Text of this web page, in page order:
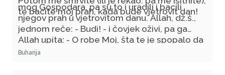
te bacite moj prah, kada bude vjetrovit dan!
mog Gospodara, pa su to i uradili i bacili
njegov prah u vjetrovitom danu. Allah, dž.š.,
jednom reče: - Budi! - i čovjek oživi, pa ga
Allah upita: - O robe Moj, šta te je spopalo da
uradiš to što si uradio?! - Strah od Tebe, ili
Buharija